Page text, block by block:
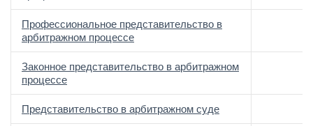
Профессиональное представительство в
арбитражном процессе
Законное представительство в арбитражном
процессе
Представительство в арбитражном суде